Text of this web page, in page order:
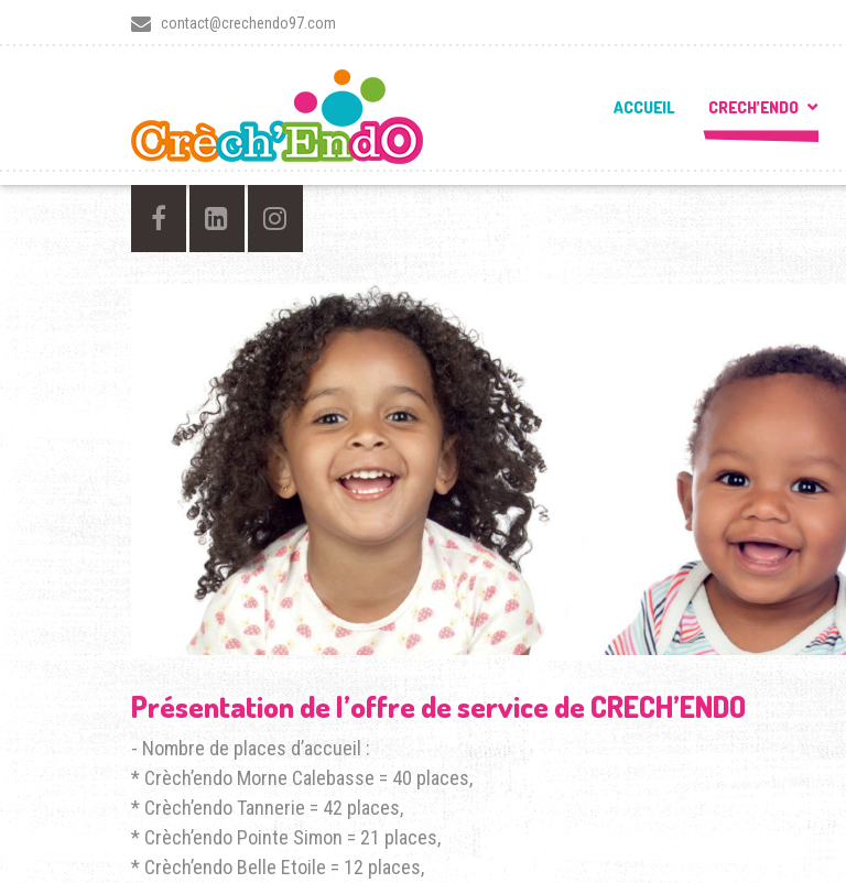
contact@crechendo97.com
ACCUEIL CRECH’ENDO
Présentation de l’offre de service de CRECH’ENDO
- Nombre de places d’accueil :
* Crèch’endo Morne Calebasse = 40 places,
* Crèch’endo Tannerie = 42 places,
* Crèch’endo Pointe Simon = 21 places,
* Crèch’endo Belle Etoile = 12 places,